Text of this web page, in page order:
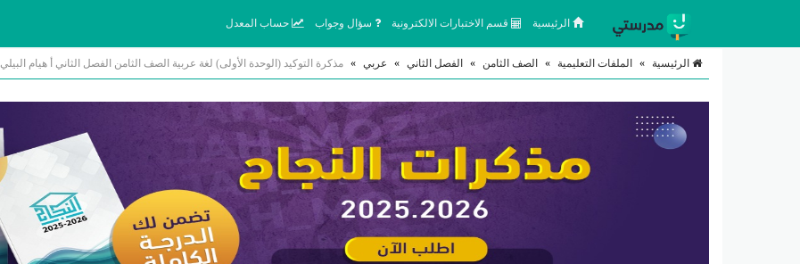
الرئيسية قسم الاختبارات الالكترونية سؤال وجواب حساب المعدل
الرئيسية » الملفات التعليمية » الصف الثامن » الفصل الثاني » عربي » مذكرة التوكيد (الوحدة الأولى) لغة عربية الصف الثامن الفصل الثاني أ هيام البيلي